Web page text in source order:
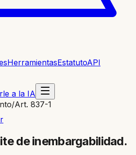
HerramientasEstatutoAPI
a la IA
/Art. 837-1
de inembargabilidad.